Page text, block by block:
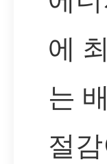
에
는
절